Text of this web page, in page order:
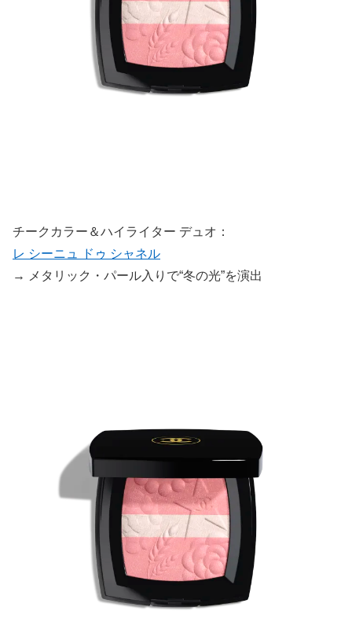
チークカラー＆ハイライター デュオ：
レ シーニュ ドゥ シャネル
→ メタリック・パール入りで“冬の光”を演出